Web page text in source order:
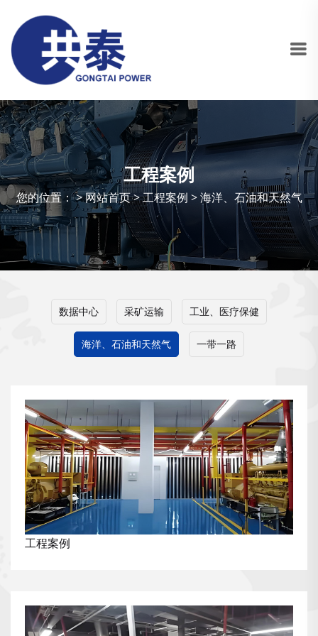
工程案例
您的位置： >网站首页>工程案例 >海洋、石油和天然气
数据中心 采矿运输 工业、医疗保健
海洋、石油和天然气 一带一路
工程案例